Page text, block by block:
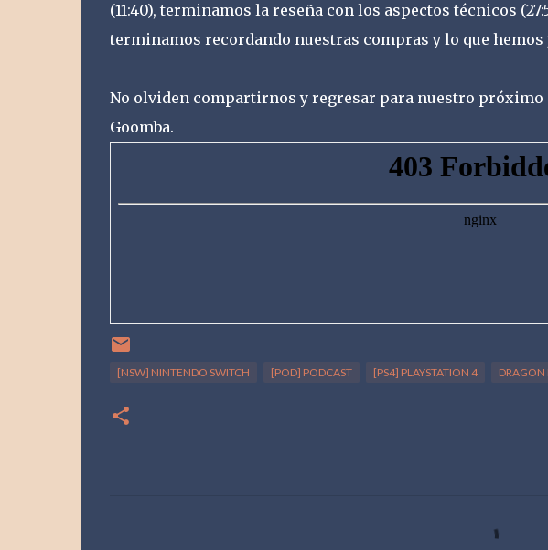
(11:40), terminamos la reseña con los aspectos técnicos
terminamos recordando nuestras compras y lo que hemos
No olviden compartirnos y regresar para nuestro próximo
Goomba.
[NSW] NINTENDO SWITCH [POD] PODCAST [PS4] PLAYSTATION 4 DRAGON